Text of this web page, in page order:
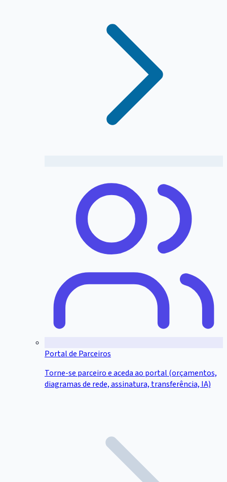
Portal de Parceiros
Torne-se parceiro e aceda ao portal (orçamentos,
diagramas de rede, assinatura, transferência, IA)